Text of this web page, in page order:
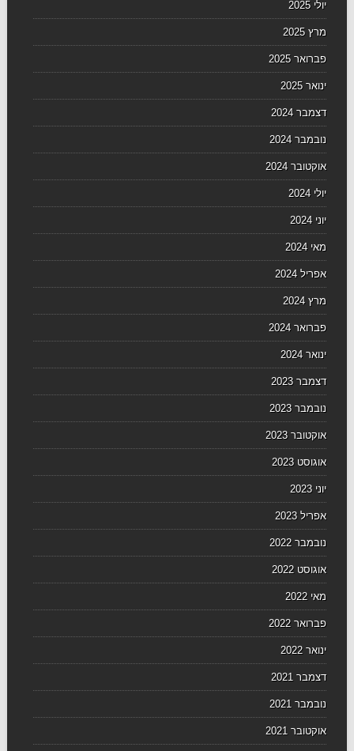
יולי 2025
מרץ 2025
פברואר 2025
ינואר 2025
דצמבר 2024
נובמבר 2024
אוקטובר 2024
יולי 2024
יוני 2024
מאי 2024
אפריל 2024
מרץ 2024
פברואר 2024
ינואר 2024
דצמבר 2023
נובמבר 2023
אוקטובר 2023
אוגוסט 2023
יוני 2023
אפריל 2023
נובמבר 2022
אוגוסט 2022
מאי 2022
פברואר 2022
ינואר 2022
דצמבר 2021
נובמבר 2021
אוקטובר 2021